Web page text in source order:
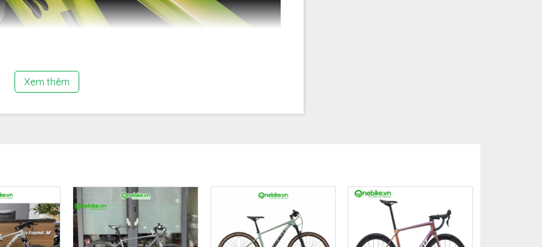
xuống, để các rider với chiều cao khiêm tốn dễ dàng lên xuống xe & xử
Xem thêm